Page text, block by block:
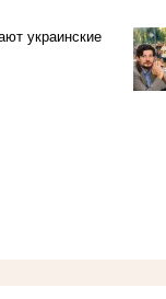
украинские